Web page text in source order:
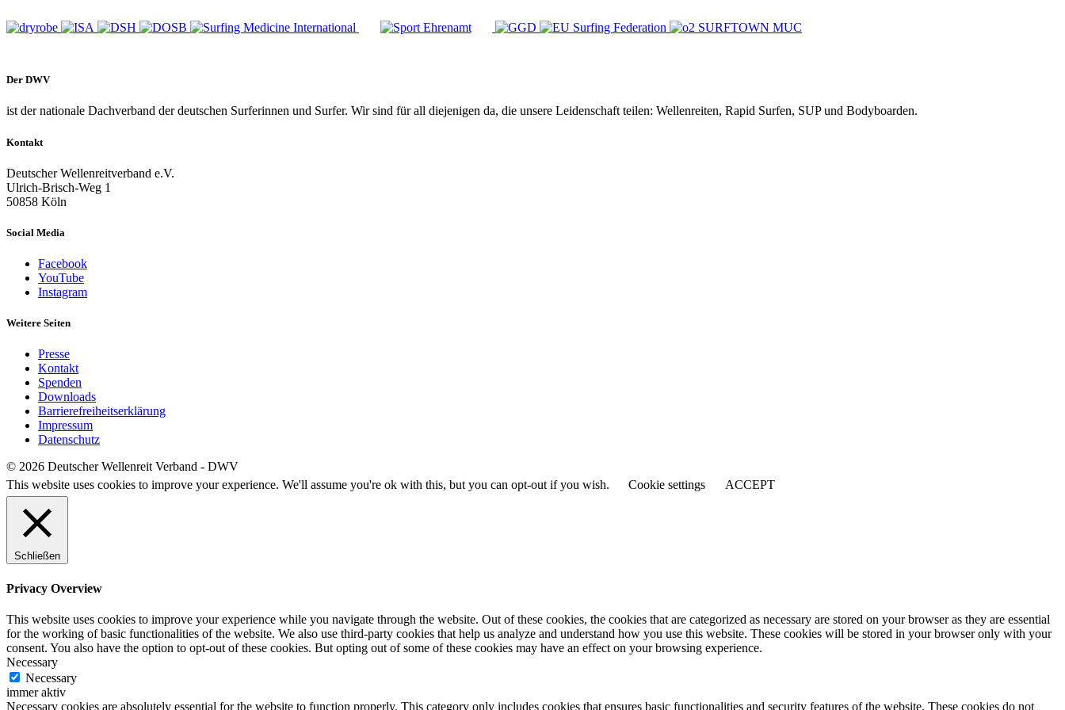
Der DWV
ist der nationale Dachverband der deutschen Surferinnen und Surfer. Wir sind für all diejenigen da, die unsere Leidenschaft teilen: Wellenreiten, Rapid Surfen, SUP und Bodyboarden.
Kontakt
Deutscher Wellenreitverband e.V.
Ulrich-Brisch-Weg 1
50858 Köln
Social Media
Facebook
YouTube
Instagram
Weitere Seiten
Presse
Kontakt
Spenden
Downloads
Barrierefreiheitserklärung
Impressum
Datenschutz
© 2026 Deutscher Wellenreit Verband - DWV
This website uses cookies to improve your experience. We'll assume you're ok with this, but you can opt-out if you wish.
Cookie settings ACCEPT
Schließen
Privacy Overview
This website uses cookies to improve your experience while you navigate through the website. Out of these cookies, the cookies that are categorized as necessary are stored on your browser as they are essential
for the working of basic functionalities of the website. We also use third-party cookies that help us analyze and understand how you use this website. These cookies will be stored in your browser only with your
consent. You also have the option to opt-out of these cookies. But opting out of some of these cookies may have an effect on your browsing experience.
Necessary
Necessary
immer aktiv
Necessary cookies are absolutely essential for the website to function properly. This category only includes cookies that ensures basic functionalities and security features of the website. These cookies do not